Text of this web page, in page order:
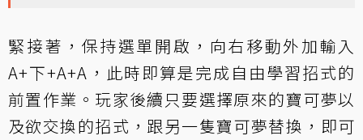
緊接著，保持選單開啟，向右移動外加輸入
A+下+A+A，此時即算是完成自由學習招式的
前置作業。玩家後續只要選擇原來的寶可夢以
及欲交換的招式，跟另一隻寶可夢替換，即可